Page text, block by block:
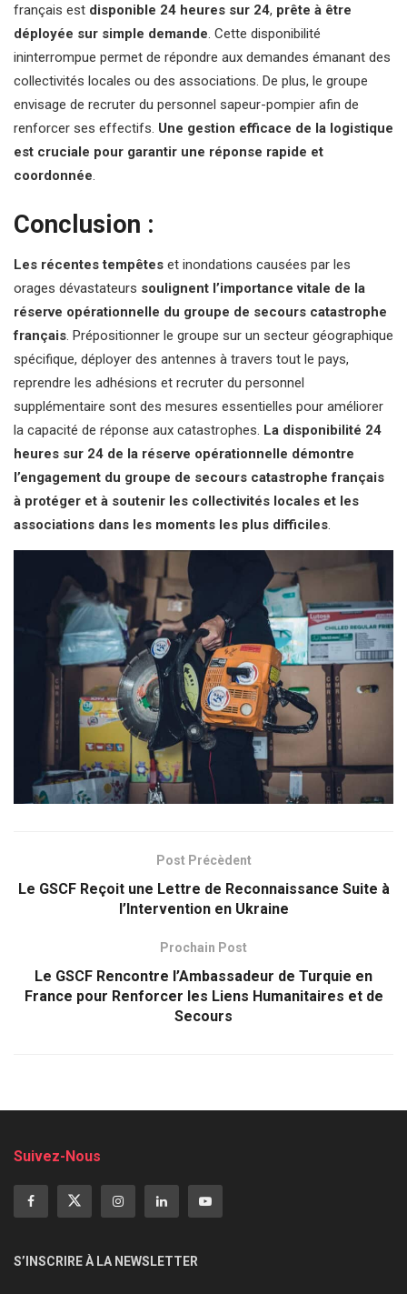
français est disponible 24 heures sur 24, prête à être
déployée sur simple demande. Cette disponibilité
ininterrompue permet de répondre aux demandes émanant des
collectivités locales ou des associations. De plus, le groupe
envisage de recruter du personnel sapeur-pompier afin de
renforcer ses effectifs. Une gestion efficace de la logistique
est cruciale pour garantir une réponse rapide et
coordonnée.
Conclusion :
Les récentes tempêtes et inondations causées par les
orages dévastateurs soulignent l’importance vitale de la
réserve opérationnelle du groupe de secours catastrophe
français. Prépositionner le groupe sur un secteur géographique
spécifique, déployer des antennes à travers tout le pays,
reprendre les adhésions et recruter du personnel
supplémentaire sont des mesures essentielles pour améliorer
la capacité de réponse aux catastrophes. La disponibilité 24
heures sur 24 de la réserve opérationnelle démontre
l’engagement du groupe de secours catastrophe français
à protéger et à soutenir les collectivités locales et les
associations dans les moments les plus difficiles.
Post Précèdent
Le GSCF Reçoit une Lettre de Reconnaissance Suite à
l’Intervention en Ukraine
Prochain Post
Le GSCF Rencontre l’Ambassadeur de Turquie en
France pour Renforcer les Liens Humanitaires et de
Secours
Suivez-Nous
S’INSCRIRE À LA NEWSLETTER